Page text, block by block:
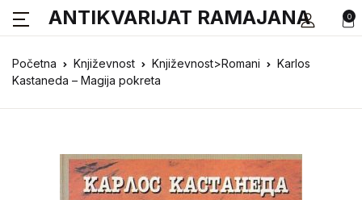
0
ANTIKVARIJAT RAMAJANA
Početna Književnost Književnost>Romani
Karlos
Kastaneda – Magija pokreta